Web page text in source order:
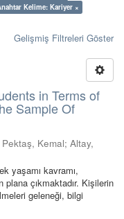
Kelime: Kariyer ×
Gelişmiş Filtreleri Göster
in Terms of
Sample Of
Pektaş, Kemal; Altay,
yaşamı kavramı,
çıkmaktadır. Kişilerin
geleneği, bilgi